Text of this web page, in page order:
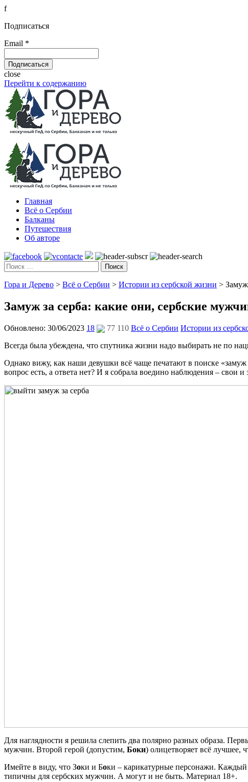
f
Подписаться
Email *
close
Перейти к содержанию
Главная
Всё о Сербии
Балканы
Путешествия
Об авторе
Поиск
Гора и Дерево > Всё о Сербии > Истории из сербской жизни >
Замуж за серба: какие они, сербские
Обновлено: 30/06/2023 18 77 110 Всё о Сербии Истории из
Всегда была убеждена, что спутника жизни надо выбирать не по
Однако вижу, как наши девушки всё чаще печатают в поиске
вопрос есть, а ответа нет? И я собрала воедино наблюдения – свои
Для наглядности я решила слепить два полярно разных образа.
мужчин. Второй герой (допустим, Боки) олицетворяет всё лучшее,
Имейте в виду, что Зоки и Боки – карикатурные персонажи. Каждый
типичны для сербских мужчин. А могут и не быть. Материал 18+.